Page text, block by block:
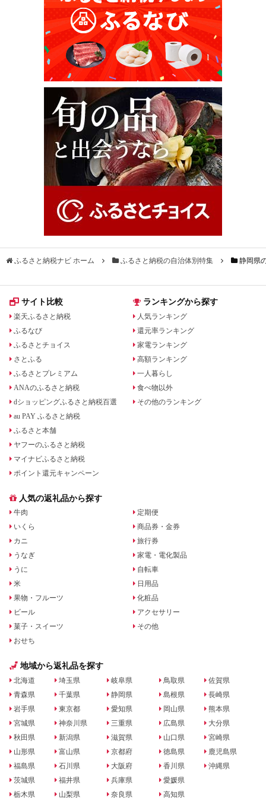
ふるさと納税ナビ ホーム ふるさと納税の自治体別特集 静岡県
サイト比較
楽天ふるさと納税
ふるなび
ふるさとチョイス
さとふる
ふるさとプレミアム
ANAのふるさと納税
dショッピングふるさと納税百選
au PAY ふるさと納税
ふるさと本舗
ヤフーのふるさと納税
マイナビふるさと納税
ポイント還元キャンペーン
ランキングから探す
人気ランキング
還元率ランキング
家電ランキング
高額ランキング
一人暮らし
食べ物以外
その他のランキング
人気の返礼品から探す
牛肉
いくら
カニ
うなぎ
うに
米
果物・フルーツ
ビール
菓子・スイーツ
おせち
定期便
商品券・金券
旅行券
家電・電化製品
自転車
日用品
化粧品
アクセサリー
その他
地域から返礼品を探す
北海道
青森県
岩手県
宮城県
秋田県
山形県
福島県
茨城県
栃木県
埼玉県
千葉県
東京都
神奈川県
新潟県
富山県
石川県
福井県
山梨県
岐阜県
静岡県
愛知県
三重県
滋賀県
京都府
大阪府
兵庫県
奈良県
鳥取県
島根県
岡山県
広島県
山口県
徳島県
香川県
愛媛県
高知県
佐賀県
長崎県
熊本県
大分県
宮崎県
鹿児島県
沖縄県